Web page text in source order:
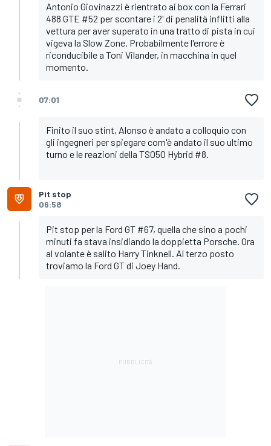
Antonio Giovinazzi è rientrato ai box con la Ferrari
488 GTE #52 per scontare i 2' di penalità inflitti alla
vettura per aver superato in una tratto di pista in cui
vigeva la Slow Zone. Probabilmente l'errore è
riconducibile a Toni Vilander, in macchina in quel
momento.
07:01
Finito il suo stint, Alonso è andato a colloquio con
gli ingegneri per spiegare com'è andato il suo ultimo
turno e le reazioni della TS050 Hybrid #8.
Pit stop
06:58
Pit stop per la Ford GT #67, quella che sino a pochi
minuti fa stava insidiando la doppietta Porsche. Ora
al volante è salito Harry Tinknell. Al terzo posto
troviamo la Ford GT di Joey Hand.